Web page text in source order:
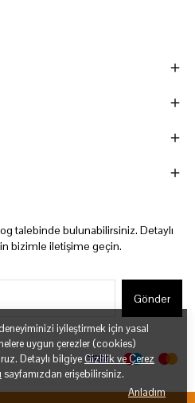
iyileştirmek için yasal
uygun çerezler (cookies)
Detaylı bilgiye Gizlilik ve Çerez
sayfamızdan erişebilirsiniz.
Anladım
talebinde bulunabilirsiniz. Detaylı
bizimle iletişime geçin.
Gönder